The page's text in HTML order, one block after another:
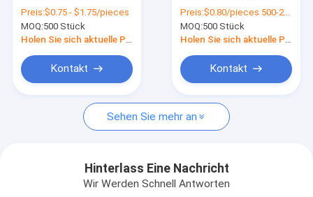
Kontakt mit uns
Neuigkeiten
Hydraulische Rollsiegel-Ausrüstung
Klappfarbe Weiß /
Schwarz / Roségold
Luxus
Box mit
Bandverschluss
Preis:$0.75 - $1.75/pieces
MOQ:500 Stück
Holen Sie sich aktuelle Preis
Kontakt
üppig beschichtetes
Papier
kundenspezifische
Preis:$0.80/pieces 500-2999 pieces
MOQ:500 Stück
Holen Sie sich aktuelle Preis
Kontakt
Sehen Sie mehr an
Hinterlass Eine Nachricht
Wir Werden Schnell Antworten